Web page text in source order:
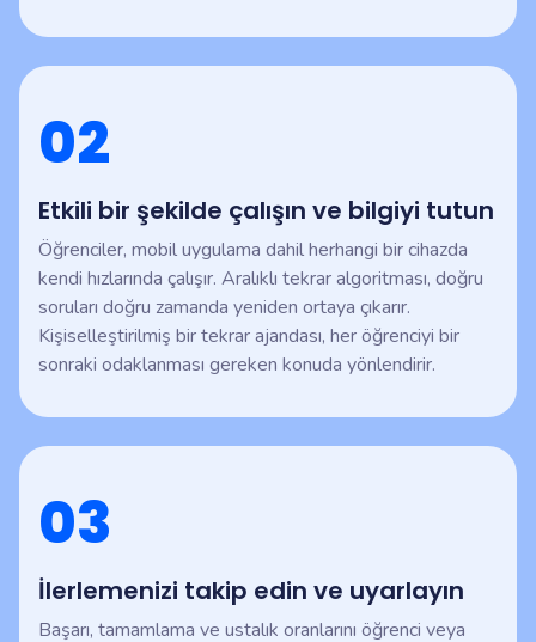
02
Etkili bir şekilde çalışın ve bilgiyi tutun
Öğrenciler, mobil uygulama dahil herhangi bir cihazda
kendi hızlarında çalışır. Aralıklı tekrar algoritması, doğru
soruları doğru zamanda yeniden ortaya çıkarır.
Kişiselleştirilmiş bir tekrar ajandası, her öğrenciyi bir
sonraki odaklanması gereken konuda yönlendirir.
03
İlerlemenizi takip edin ve uyarlayın
Başarı, tamamlama ve ustalık oranlarını öğrenci veya